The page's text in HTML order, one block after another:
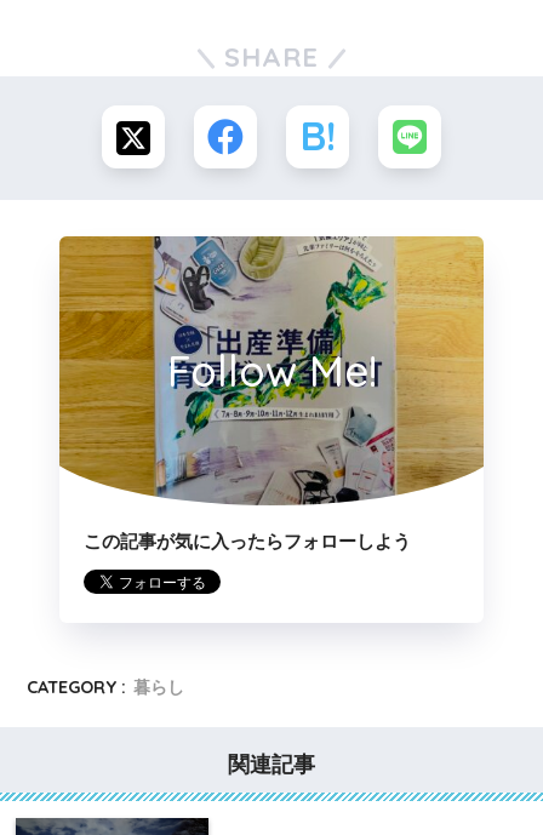
SHARE
Follow Me!
この記事が気に入ったらフォローしよう
CATEGORY : 暮らし
関連記事